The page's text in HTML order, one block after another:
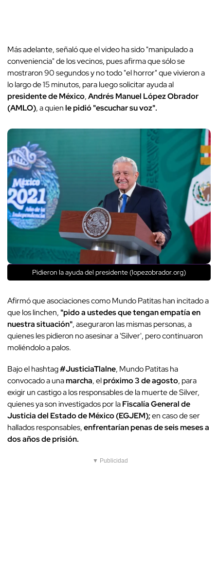
Más adelante, señaló que el video ha sido "manipulado a
conveniencia" de los vecinos, pues afirma que sólo se
mostraron 90 segundos y no todo "el horror" que vivieron a
lo largo de 15 minutos, para luego solicitar ayuda al
presidente de México,Andrés Manuel López Obrador
(AMLO), a quienle pidió "escuchar su voz".
Pidieron la ayuda del presidente (lopezobrador.org)
Afirmó que asociaciones como Mundo Patitas han incitado a
que los linchen, "pido a ustedes que tengan empatía en
nuestra situación", aseguraron las mismas personas, a
quienes les pidieron no asesinar a 'Silver', pero continuaron
moliéndolo a palos.
Bajo el hashtag#JusticiaTlalne, Mundo Patitas ha
convocado a unamarcha, elpróximo 3 de agosto, para
exigir un castigo a los responsables de la muerte de Silver,
quienes ya son investigados por laFiscalía General de
Justicia del Estado de México (EGJEM);en caso de ser
hallados responsables,enfrentarían penas de seis meses a
dos años de prisión.
▼ Publicidad